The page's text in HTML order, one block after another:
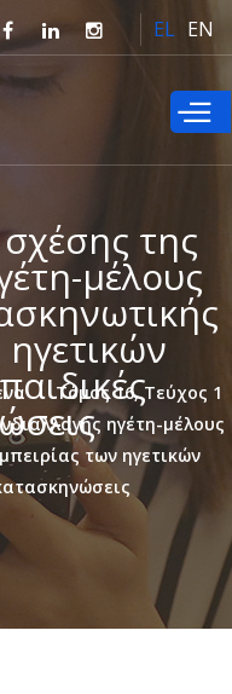
EL EN
της
μέλους
Τόμος 16, Τεύχος 1
ηγέτη-μέλους
των ηγετικών